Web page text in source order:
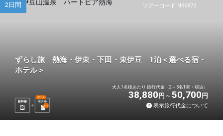
ツアーコード N96873
2日間
ずらし旅 熱海・伊東・下田・東伊豆 1泊＜選べる宿・
ホテル＞
新幹線 ホテル
選べる
1 泊
大人1名様あたり 旅行代金（2～5名1室・税込）
38,880 円 50,700 円
表示旅行代金について